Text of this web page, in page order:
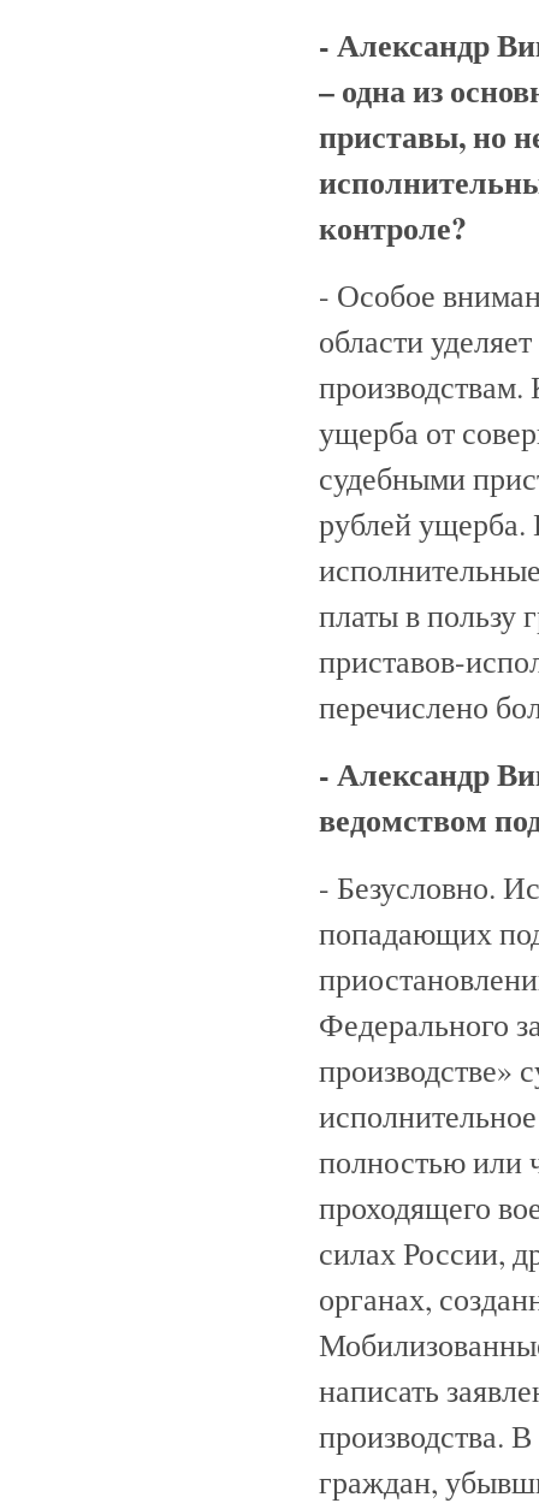
- Александр
– одна из
приставы, но
контроле?
- Особое
области
ущерба от
судебными
рублей ущерба.
платы в пользу
приставов-
перечислено
- Александр
ведомством
- Безусловно.
попадающих
Федерального
производстве»
полностью или
проходящего
силах России,
органах,
написать
производства.
граждан,